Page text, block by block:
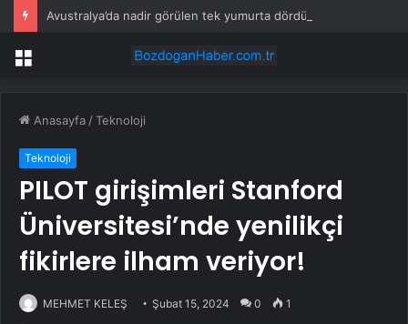
Menü
Anasayfa /Teknoloji
Teknoloji
PILOT girişimleri Stanford
Üniversitesi’nde yenilikçi
fikirlere ilham veriyor!
MEHMET KELEŞ Şubat 15, 2024 0 1